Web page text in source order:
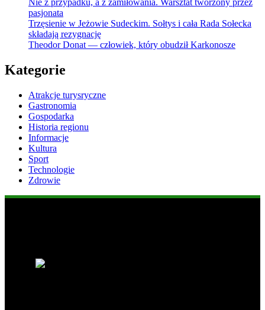
Nie z przypadku, a z zamiłowania. Warsztat tworzony przez
pasjonata
Trzęsienie w Jeżowie Sudeckim. Sołtys i cała Rada Sołecka
składają rezygnację
Theodor Donat — człowiek, który obudził Karkonosze
Kategorie
Atrakcje turysryczne
Gastronomia
Gospodarka
Historia regionu
Informacje
Kultura
Sport
Technologie
Zdrowie